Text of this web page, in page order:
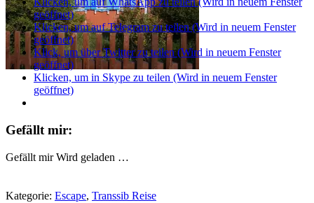
geöffnet)
Klicken, um auf Telegram zu teilen (Wird in neuem Fenster
geöffnet)
Klick, um über Twitter zu teilen (Wird in neuem Fenster
geöffnet)
Klicken, um in Skype zu teilen (Wird in neuem Fenster
geöffnet)
Gefällt mir:
Gefällt mir Wird geladen …
Kategorie: Escape, Transsib Reise